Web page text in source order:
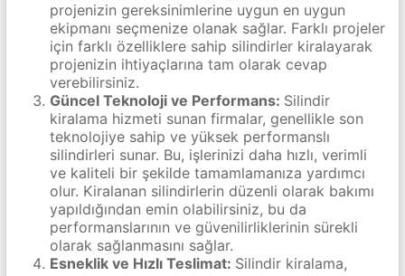
projenizin gereksinimlerine uygun en uygun
ekipmanı seçmenize olanak sağlar. Farklı projeler
için farklı özelliklere sahip silindirler kiralayarak
projenizin ihtiyaçlarına tam olarak cevap
verebilirsiniz.
Güncel Teknoloji ve Performans: Silindir
kiralama hizmeti sunan firmalar, genellikle son
teknolojiye sahip ve yüksek performanslı
silindirleri sunar. Bu, işlerinizi daha hızlı, verimli
ve kaliteli bir şekilde tamamlamanıza yardımcı
olur. Kiralanan silindirlerin düzenli olarak bakımı
yapıldığından emin olabilirsiniz, bu da
performanslarının ve güvenilirliklerinin sürekli
olarak sağlanmasını sağlar.
Esneklik ve Hızlı Teslimat: Silindir kiralama,